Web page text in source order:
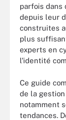
parfois dans
depuis leur
construites
plus
experts en
l'identité
Ce guide
de la
notamment
tendances.